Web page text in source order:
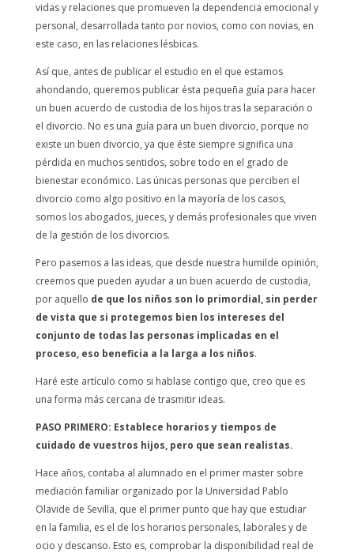
vidas y relaciones que promueven la dependencia emocional y
personal, desarrollada tanto por novios, como con novias, en
este caso, en las relaciones lésbicas.
Así que, antes de publicar el estudio en el que estamos
ahondando, queremos publicar ésta pequeña guía para hacer
un buen acuerdo de custodia de los hijos tras la separación o
el divorcio. No es una guía para un buen divorcio, porque no
existe un buen divorcio, ya que éste siempre significa una
pérdida en muchos sentidos, sobre todo en el grado de
bienestar económico. Las únicas personas que perciben el
divorcio como algo positivo en la mayoría de los casos,
somos los abogados, jueces, y demás profesionales que viven
de la gestión de los divorcios.
Pero pasemos a las ideas, que desde nuestra humilde opinión,
creemos que pueden ayudar a un buen acuerdo de custodia,
por aquello de que los niños son lo primordial, sin perder
de vista que si protegemos bien los intereses del
conjunto de todas las personas implicadas en el
proceso, eso beneficia a la larga a los niños.
Haré este artículo como si hablase contigo que, creo que es
una forma más cercana de trasmitir ideas.
PASO PRIMERO: Establece horarios y tiempos de
cuidado de vuestros hijos, pero que sean realistas.
Hace años, contaba al alumnado en el primer master sobre
mediación familiar organizado por la Universidad Pablo
Olavide de Sevilla, que el primer punto que hay que estudiar
en la familia, es el de los horarios personales, laborales y de
ocio y descanso. Esto es, comprobar la disponibilidad real de